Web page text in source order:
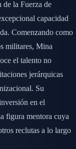
la Fuerza de
capacidad
Comenzando como
militares, Mina
el talento no
jerárquicas
Su
en el
figura mentora cuya
reclutas a lo largo